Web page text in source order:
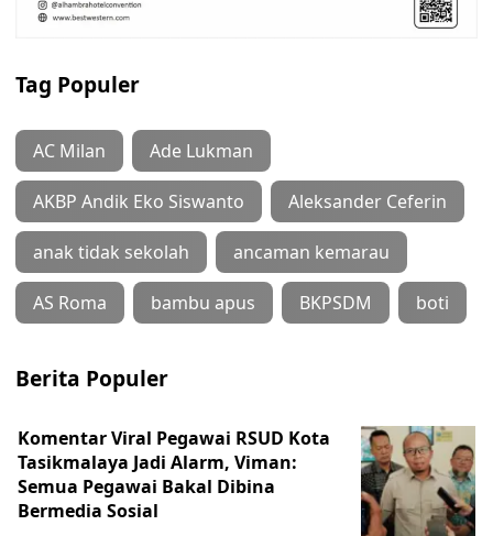
Tag Populer
AC Milan Ade Lukman
AKBP Andik Eko Siswanto Aleksander Ceferin
anak tidak sekolah ancaman kemarau
AS Roma bambu apus BKPSDM boti
Berita Populer
Komentar Viral Pegawai RSUD Kota
Tasikmalaya Jadi Alarm, Viman:
Semua Pegawai Bakal Dibina
Bermedia Sosial